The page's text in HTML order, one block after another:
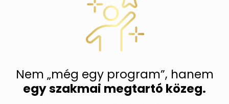
Nem „még egy program”, hanem
egy szakmai megtartó közeg.